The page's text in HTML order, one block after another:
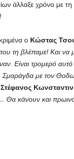
άλλαξε χρόνο με τη
ο Κώστας
τη βλέπαμε! Και να
Είναι τρομερό
Σμαράγδα με τον
Στέφανος
Θα κάνουν και